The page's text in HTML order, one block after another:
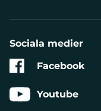
Sociala medier
Facebook
Youtube